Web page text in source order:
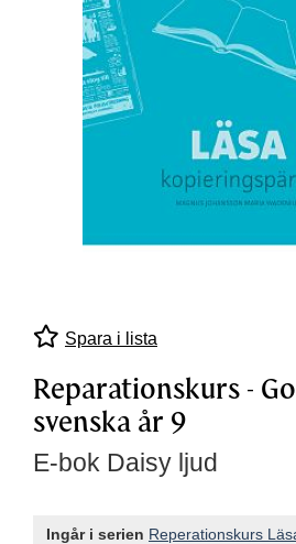
Spara i lista
Reparationskurs -
svenska år 9
E-bok Daisy ljud
Ingår i serien Reperationskurs